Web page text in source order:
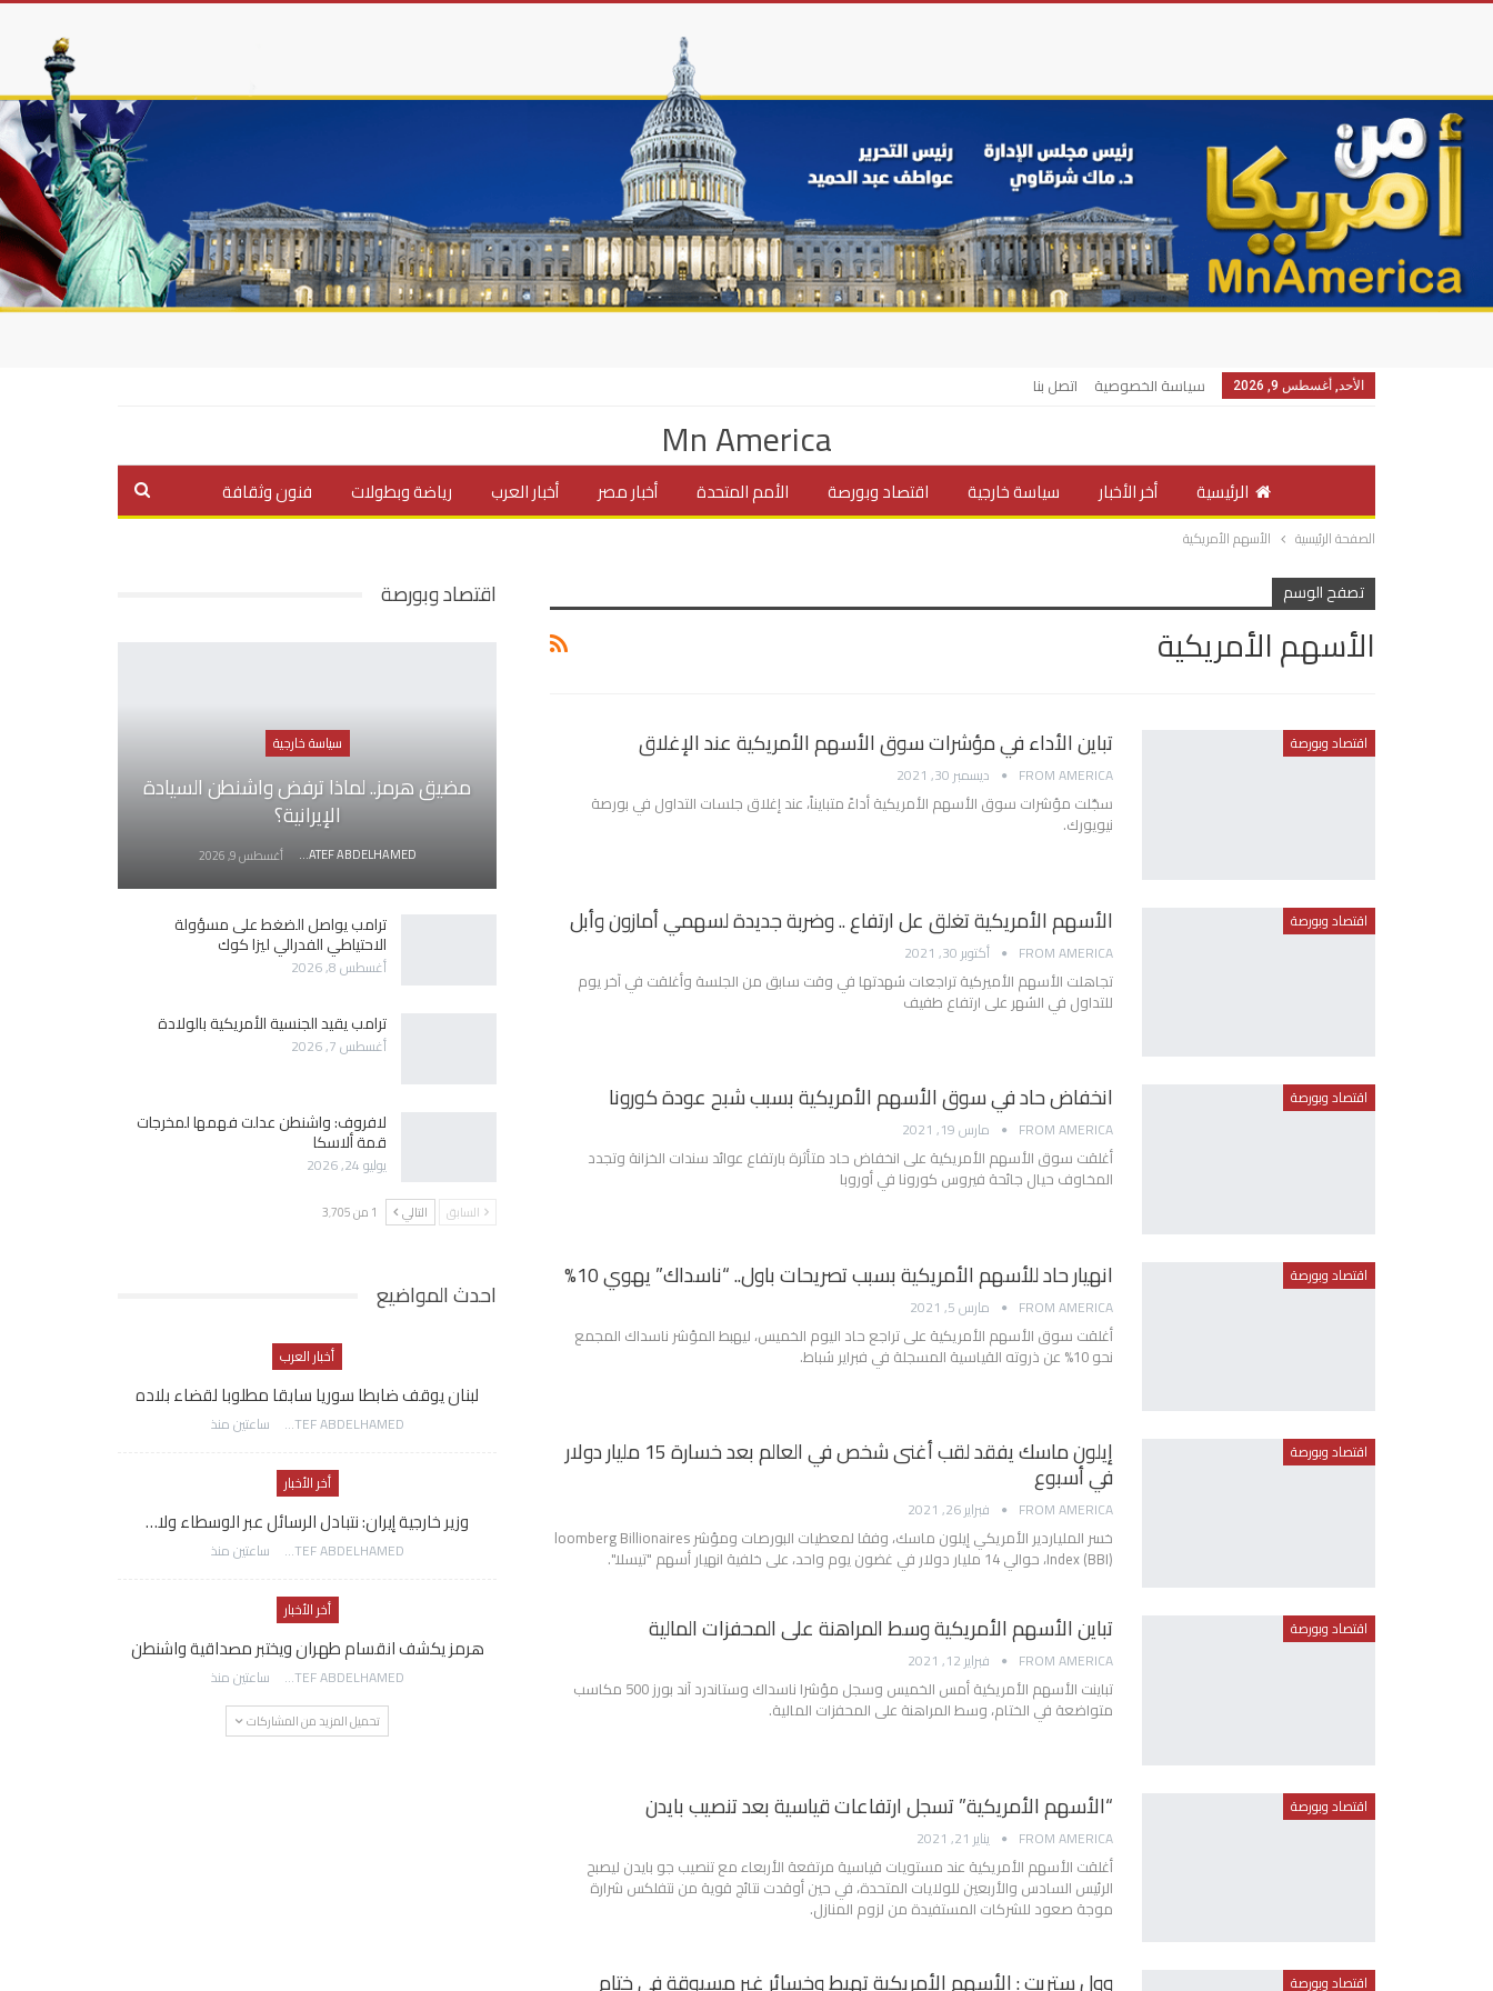
الأحد, أغسطس 9, 2026 سياسة الخصوصية اتصل بنا
Mn America
الرئيسية أخر الأخبار سياسة خارجية اقتصاد وبورصة الأمم المتحدة أخبار مصر أخبار العرب رياضة وبطولات
فنون وثقافة
صحة وتغذية
الصفحة الرئيسية الأسهم الأمريكية
تصفح الوسم
الأسهم الأمريكية
اقتصاد وبورصة تباين الأداء في مؤشرات سوق الأسهم الأمريكية عند الإغلاق
FROM AMERICA ديسمبر 30, 2021
سجّلت مؤشرات سوق الأسهم الأمريكية أداءً متبايناً، عند إغلاق جلسات التداول في بورصة
‏‏‏نيويورك.‏
اقتصاد وبورصة الأسهم الأمريكية تغلق عل ارتفاع .. وضربة جديدة لسهمي أمازون وأبل
FROM AMERICA أكتوبر 30, 2021
تجاهلت الأسهم الأميركية تراجعات شهدتها في وقت سابق من الجلسة وأغلقت في آخر يوم
للتداول في الشهر على ارتفاع طفيف
اقتصاد وبورصة انخفاض حاد في سوق الأسهم الأمريكية بسبب شبح عودة كورونا
FROM AMERICA مارس 19, 2021
أغلقت سوق الأسهم الأمريكية على انخفاض حاد متأثرة بارتفاع عوائد سندات الخزانة وتجدد
المخاوف حيال جائحة فيروس كورونا في أوروبا
اقتصاد وبورصة انهيار حاد للأسهم الأمريكية بسبب تصريحات باول.. “ناسداك” يهوي 10%
FROM AMERICA مارس 5, 2021
أغلقت سوق الأسهم الأمريكية على تراجع حاد اليوم الخميس، ليهبط المؤشر ناسداك المجمع
نحو 10% عن ذروته القياسية المسجلة في فبراير شباط.
اقتصاد وبورصة إيلون ماسك يفقد لقب أغنى شخص في العالم بعد خسارة 15 مليار دولار
في أسبوع
FROM AMERICA فبراير 26, 2021
خسر الملياردير الأمريكي إيلون ماسك، وفقا لمعطيات البورصات ومؤشر loomberg Billionaires
Index (BBI)، حوالي 14 مليار دولار في غضون يوم واحد، على خلفية انهيار أسهم "تيسلا".
اقتصاد وبورصة تباين الأسهم الأمريكية وسط المراهنة على المحفزات المالية
FROM AMERICA فبراير 12, 2021
تباينت الأسهم الأمريكية أمس الخميس وسجل مؤشرا ناسداك وستاندرد آند بورز 500 مكاسب
متواضعة في الختام، وسط المراهنة على المحفزات المالية.
اقتصاد وبورصة “الأسهم الأمريكية” تسجل ارتفاعات قياسية بعد تنصيب بايدن
FROM AMERICA يناير 21, 2021
أغلقت الأسهم الأمريكية عند مستويات قياسية مرتفعة الأربعاء مع تنصيب جو بايدن ليصبح
الرئيس السادس والأربعين للولايات المتحدة، في حين أوقدت نتائج قوية من نتفلكس شرارة
موجة صعود للشركات المستفيدة من لزوم المنازل.
اقتصاد وبورصة وول ستريت : الأسهم الأمريكية تهبط وخسائر غير مسبوقة في ختام
اقتصاد وبورصة
سياسة خارجية
مضيق هرمز.. لماذا ترفض واشنطن السيادة
الإيرانية؟
AWATEF ABDELHAMED أغسطس 9, 2026
ترامب يواصل الضغط على مسؤولة
الاحتياطي الفدرالي ليزا كوك
أغسطس 8, 2026
ترامب يقيد الجنسية الأمريكية بالولادة
أغسطس 7, 2026
لافروف: واشنطن عدلت فهمها لمخرجات
قمة ألاسكا
يوليو 24, 2026
السابق التالي 1 من 3٬705
احدث المواضيع
أخبار العرب
لبنان يوقف ضابطا سوريا سابقا مطلوبا لقضاء بلاده
AWATEF ABDELHAMED ساعتين منذ
أخر الأخبار
وزير خارجية إيران: نتبادل الرسائل عبر الوسطاء ولا…
AWATEF ABDELHAMED ساعتين منذ
أخر الأخبار
هرمز يكشف انقسام طهران ويختبر مصداقية واشنطن
AWATEF ABDELHAMED ساعتين منذ
تحميل المزيد من المشاركات